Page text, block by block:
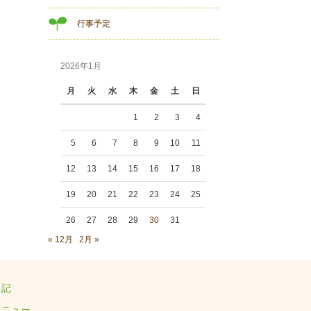
行事予定
2026年1月
月 火 水 木 金 土 日
1 2 3 4
5 6 7 8 9 10 11
12 13 14 15 16 17 18
19 20 21 22 23 24 25
26 27 28 29 30
31
« 12月
2月 »